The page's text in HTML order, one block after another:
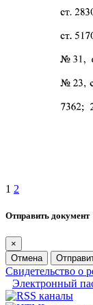
1 2
Отправить документ
×
Отмена
Свидетельство
Электронный